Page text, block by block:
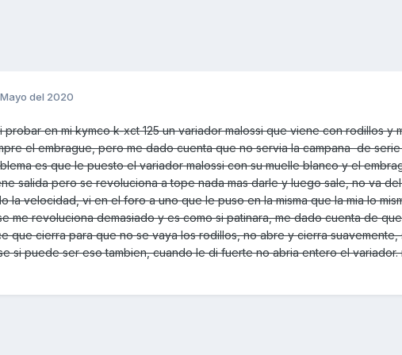
del 2020
probar en mi kymco k-xct 125 un variador malossi que viene con rodillos y
el embrague, pero me dado cuenta que no servia la campana de
es que le puesto el variador malossi con su muelle blanco y el
salida pero se revoluciona a tope nada mas darle y luego sale, no va
la velocidad, vi en el foro a uno que le puso en la misma que la mia lo
me revoluciona demasiado y es como si patinara, me dado cuenta de
que cierra para que no se vaya los rodillos, no abre y cierra
si puede ser eso tambien, cuando le di fuerte no abria entero el variador.